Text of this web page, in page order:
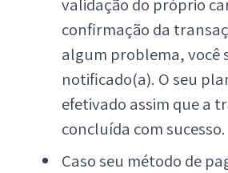
confirmação da
algum problema, você
notificado(a). O seu
efetivado assim que a
concluída com sucesso.
Caso seu método de